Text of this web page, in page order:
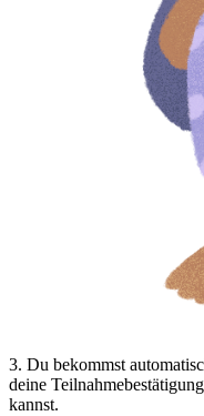
3. Du bekommst
deine
kannst.